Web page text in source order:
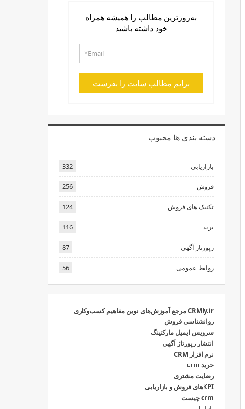
به‌روزترین مطالب را همیشه همراه
خود داشته باشید
برایم مطالب سایت را بفرست
دسته بندی ها محبوب
بازاریابی 332
فروش 256
تکنیک های فروش 124
برند 116
رپورتاژ آگهی 87
روابط عمومی 56
CRMly.ir مرجع آموزش‌های نوین مفاهیم کسب‌وکاری
روانشناسی فروش
سرویس ایمیل مارکتینگ
انتشار رپورتاژ آگهی
نرم افزار CRM
خرید crm
رضایت مشتری
KPIهای فروش و بازاریابی
crm چیست